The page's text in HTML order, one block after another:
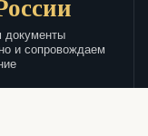
документы
и сопровождаем